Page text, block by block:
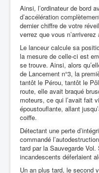
Ainsi, l’ordinateur de bord
d’accélération
dernier chiffre de votre
verrez que vous
Le lanceur calcule sa
la mesure de celle-ci est
se trouve. Ainsi, alors
de Lancement n°3, la
tantôt le Pérou, tantôt le
route, elle avait braqué
moteurs, ce qui l’avait fait
époustouflante, allant
coiffe.
Détectant une perte
commandé
tard par la Sauvegarde
incandescents déferlaient
Un an plus tard, le second